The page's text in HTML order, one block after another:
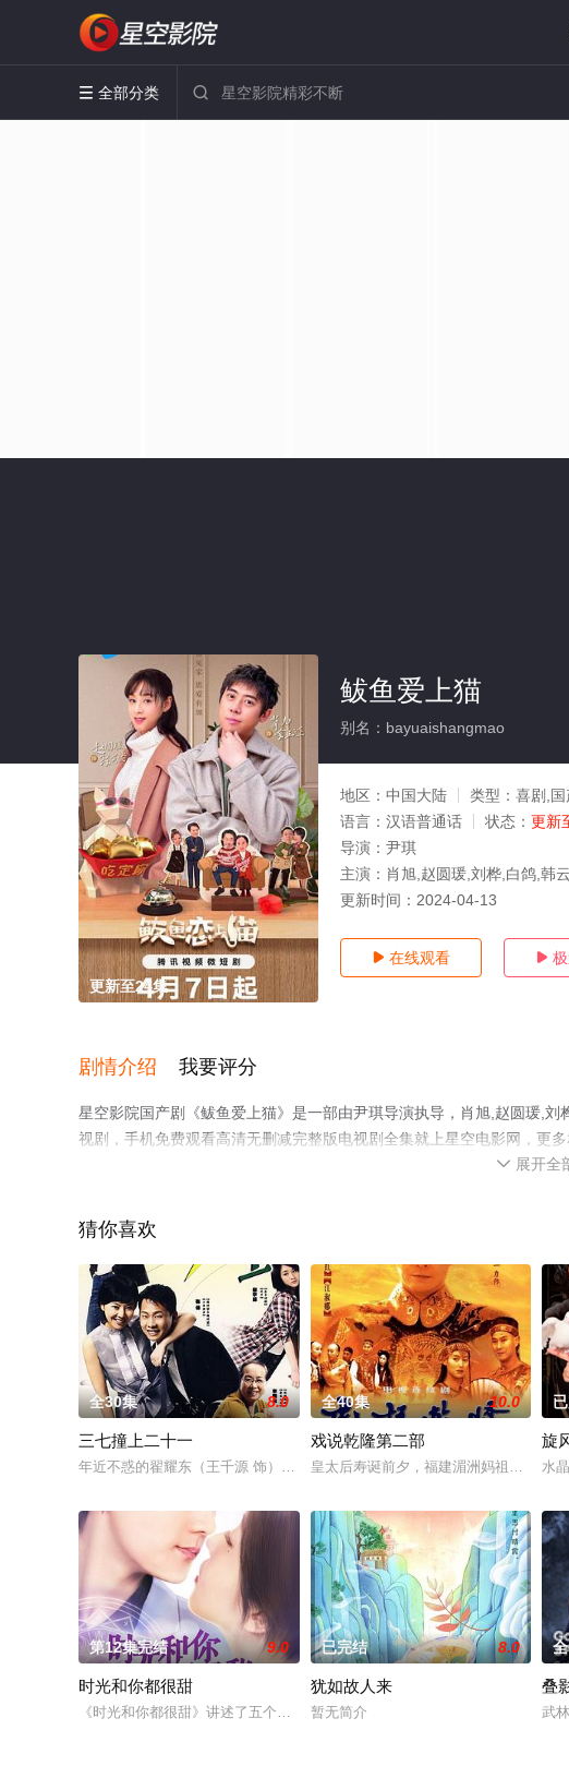
 全部分类 
更新至24集
鲅鱼爱上猫
别名：bayuaishangmao
地区： 中国大陆 类型： 喜剧,国
语言： 汉语普通话 状态： 更新
导演： 尹琪
主演： 肖旭,赵圆瑗,刘桦,白鸽,韩
更新时间： 2024-04-13
 在线观看 
剧情介绍 我要评分
星空影院国产剧《鲅鱼爱上猫》是一部由尹琪导演执导，肖旭,赵圆瑗,
视剧，手机免费观看高清无删减完整版电视剧全集就上星空电影网，更
 展开全
猜你喜欢
全30集 8.0
三七撞上二十一
年近不惑的翟耀东（王千源 饰）是一名公司小职员，历经N次相亲，如今还
全40集 10.0
戏说乾隆第二部
皇太后寿诞前夕，福建湄洲妈祖庙准备
旋
水
第12集完结 9.0
时光和你都很甜
《时光和你都很甜》讲述了五个拥有埃西斯塔罗牌的年轻人，奇迹般来到有
已完结 8.0
犹如故人来
暂无简介
叠
武